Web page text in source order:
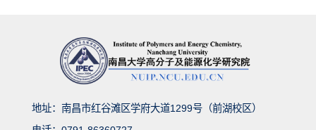
地址：南昌市红谷滩区学府大道1299号（前湖校区）